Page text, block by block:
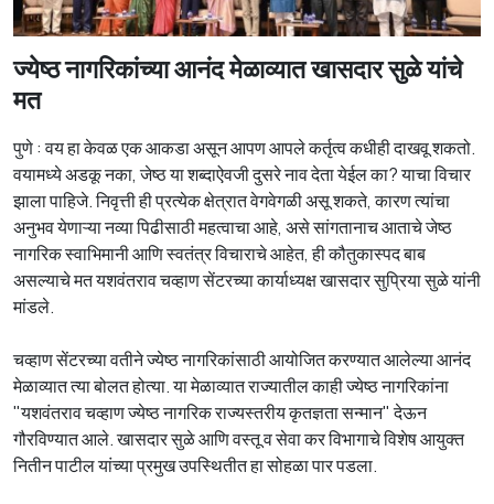
ज्येष्ठ नागरिकांच्या आनंद मेळाव्यात खासदार सुळे यांचे
मत
पुणे : वय हा केवळ एक आकडा असून आपण आपले कर्तृत्व कधीही दाखवू शकतो.
वयामध्ये अडकू नका, जेष्ठ या शब्दाऐवजी दुसरे नाव देता येईल का? याचा विचार
झाला पाहिजे. निवृत्ती ही प्रत्येक क्षेत्रात वेगवेगळी असू शकते, कारण त्यांचा
अनुभव येणाऱ्या नव्या पिढीसाठी महत्वाचा आहे, असे सांगतानाच आताचे जेष्ठ
नागरिक स्वाभिमानी आणि स्वतंत्र विचाराचे आहेत, ही कौतुकास्पद बाब
असल्याचे मत यशवंतराव चव्हाण सेंटरच्या कार्याध्यक्ष खासदार सुप्रिया सुळे यांनी
मांडले.
चव्हाण सेंटरच्या वतीने ज्येष्ठ नागरिकांसाठी आयोजित करण्यात आलेल्या आनंद
मेळाव्यात त्या बोलत होत्या. या मेळाव्यात राज्यातील काही ज्येष्ठ नागरिकांना
"यशवंतराव चव्हाण ज्येष्ठ नागरिक राज्यस्तरीय कृतज्ञता सन्मान" देऊन
गौरविण्यात आले. खासदार सुळे आणि वस्तू व सेवा कर विभागाचे विशेष आयुक्त
नितीन पाटील यांच्या प्रमुख उपस्थितीत हा सोहळा पार पडला.